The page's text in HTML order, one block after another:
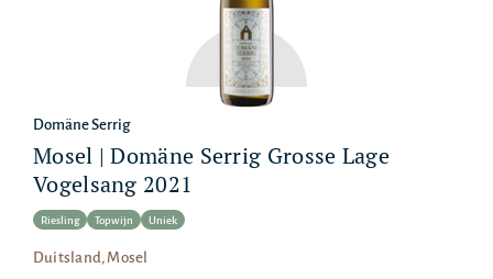
Domäne Serrig
Mosel | Domäne Serrig Grosse Lage
Vogelsang 2021
Riesling Topwijn Uniek
Duitsland, Mosel